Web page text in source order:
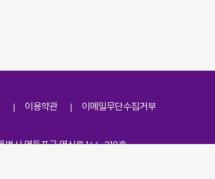
이용약관 이메일무단수집거부
시 영등포구 영신로 166, 319호